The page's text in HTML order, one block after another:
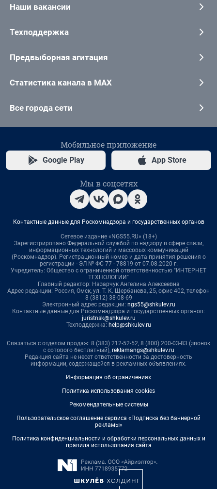
Наши вакансии
Техподдержка
Предвыборная агитация
Статистика канала в MAX
Все города сети
Мобильное приложение
Google Play App Store
Мы в соцсетях
Контактные данные для Роскомнадзора и государственных органов
Сетевое издание «NGS55.RU» (18+)
Зарегистрировано Федеральной службой по надзору в сфере связи,
информационных технологий и массовых коммуникаций
(Роскомнадзор). Регистрационный номер и дата принятия решения о
регистрации - ЭЛ № ФС 77 - 78819 от 07.08.2020 г.
Учредитель: Общество с ограниченной ответственностью "ИНТЕРНЕТ
ТЕХНОЛОГИИ"
Главный редактор: Назарчук Ангелина Алексеевна
Адрес редакции: Россия, Омск, ул. Т. К. Щербанева, 25, офис 402, телефон
8 (3812) 38-08-69
Электронный адрес редакции: ngs55@shkulev.ru
Контактные данные для Роскомнадзора и государственных органов:
juristnsk@shkulev.ru
Техподдержка: help@shkulev.ru
Связаться с отделом продаж: 8 (383) 212-52-52, 8 (800) 200-03-83 (звонок
с сотового бесплатный), reklamangs@shkulev.ru
Редакция сайта не несет ответственности за достоверность
информации, содержащейся в рекламных объявлениях.
Информация об ограничениях
Политика использования cookies
Рекомендательные системы
Пользовательское соглашение сервиса «Подписка без баннерной
рекламы»
Политика конфиденциальности и обработки персональных данных и
правила использования сайта